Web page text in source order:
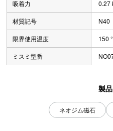
吸着力 0.27
材質記号 N40
限界使用温度 150
ミスミ型番
製
ネオジム磁石